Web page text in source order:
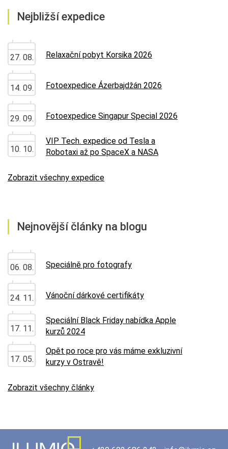
Nejbližší expedice
27. 08. Relaxační pobyt Korsika 2026
14. 09. Fotoexpedice Ázerbajdžán 2026
29. 09. Fotoexpedice Singapur Special 2026
10. 10.
VIP Tech. expedice od Tesla a
Robotaxi až po SpaceX a NASA
Zobrazit všechny expedice
Nejnovější články na blogu
06. 08. Speciálně pro fotografy
24. 11. Vánoční dárkové certifikáty
17. 11.
Speciální Black Friday nabídka Apple
kurzů 2024
17. 05.
Opět po roce pro vás máme exkluzivní
kurzy v Ostravě!
Zobrazit všechny články